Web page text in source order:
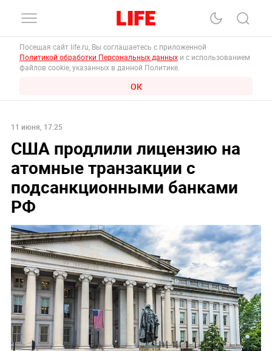
Посещая сайт life.ru, Вы соглашаетесь с приложенной
Политикой обработки Персональных данных и с использованием
файлов cookie, указанных в данной Политике.
ОК
11 июня, 17:25
США продлили лицензию на
атомные транзакции с
подсанкционными банками
РФ